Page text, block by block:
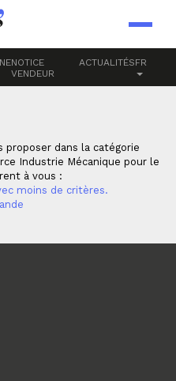
NOTICE
VENDEUR
ACTUALITÉSFR
proposer dans la catégorie
Industrie Mécanique pour le
à vous :
moins de critères.